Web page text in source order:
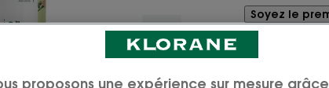
Soyez le
Le
BIO au
proposons une expérience sur mesure